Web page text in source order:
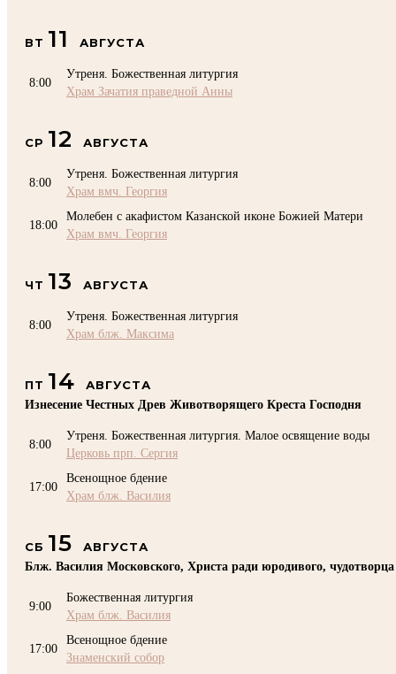
ВТ 11 АВГУСТА
8:00
Утреня. Божественная литургия
Храм Зачатия праведной Анны
СР 12 АВГУСТА
8:00
Утреня. Божественная литургия
Храм вмч. Георгия
18:00
Молебен с акафистом Казанской иконе Божией Матери
Храм вмч. Георгия
ЧТ 13 АВГУСТА
8:00
Утреня. Божественная литургия
Храм блж. Максима
ПТ 14
АВГУСТА
Изнесение Честных Древ Животворящего Креста Господня
8:00
Утреня. Божественная литургия. Малое освящение воды
Церковь прп. Сергия
17:00
Всенощное бдение
Храм блж. Василия
СБ 15
АВГУСТА
Блж. Василия Московского, Христа ради юродивого, чудотворца
9:00
Божественная литургия
Храм блж. Василия
17:00
Всенощное бдение
Знаменский собор